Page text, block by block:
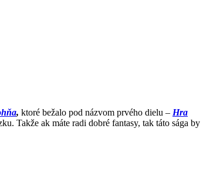
, ktoré bežalo pod názvom prvého dielu – Hra
Takže ak máte radi dobré fantasy, tak táto sága by